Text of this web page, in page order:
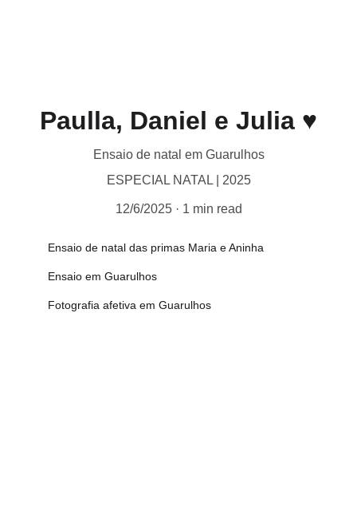
Paulla, Daniel e Julia ♥︎
Ensaio de natal em Guarulhos
ESPECIAL NATAL | 2025
12/6/2025 1 min read
Ensaio de natal das primas Maria e Aninha
Ensaio em Guarulhos
Fotografia afetiva em Guarulhos